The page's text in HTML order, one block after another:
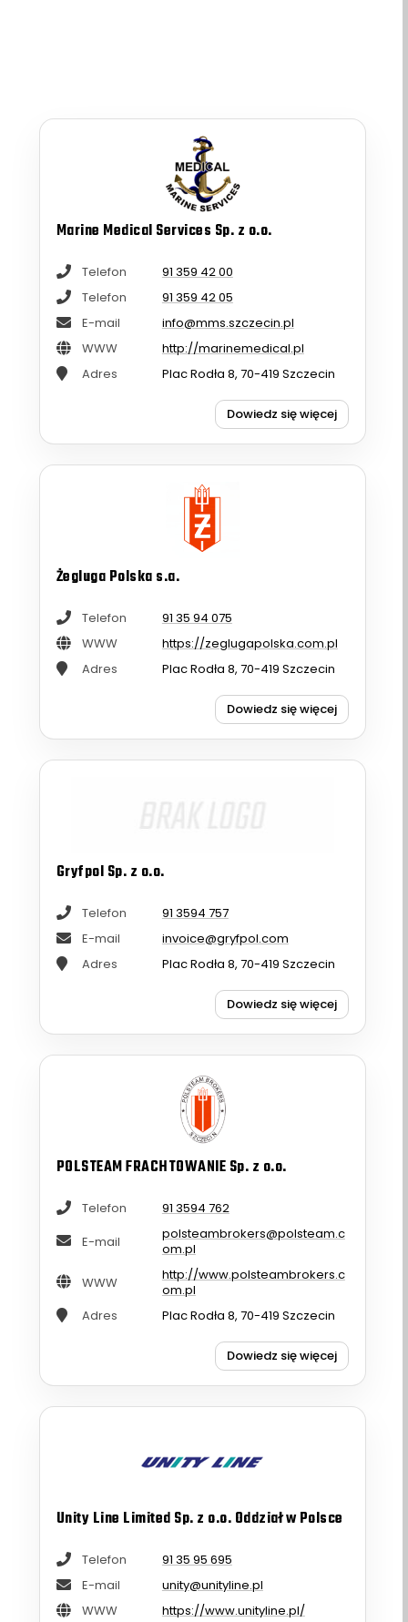
Marine Medical Services Sp. z o.o.
Telefon
91 359 42 00
Telefon
91 359 42 05
E-mail
info@mms.szczecin.pl
WWW
http://marinemedical.pl
Adres
Plac Rodła 8, 70-419 Szczecin
Dowiedz się więcej
Żegluga Polska s.a.
Telefon
91 35 94 075
WWW
https://zeglugapolska.com.pl
Adres
Plac Rodła 8, 70-419 Szczecin
Dowiedz się więcej
Gryfpol Sp. z o.o.
Telefon
91 3594 757
E-mail
invoice@gryfpol.com
Adres
Plac Rodła 8, 70-419 Szczecin
Dowiedz się więcej
POLSTEAM FRACHTOWANIE Sp. z o.o.
Telefon
91 3594 762
E-mail
polsteambrokers@polsteam.c
om.pl
WWW
http://www.polsteambrokers.c
om.pl
Adres
Plac Rodła 8, 70-419 Szczecin
Dowiedz się więcej
Unity Line Limited Sp. z o.o. Oddział w Polsce
Telefon
91 35 95 695
E-mail
unity@unityline.pl
WWW
https://www.unityline.pl/